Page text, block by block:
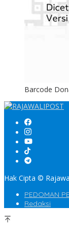
Barcode
Hak Cipta ©
PEDOMAN
Redaksi